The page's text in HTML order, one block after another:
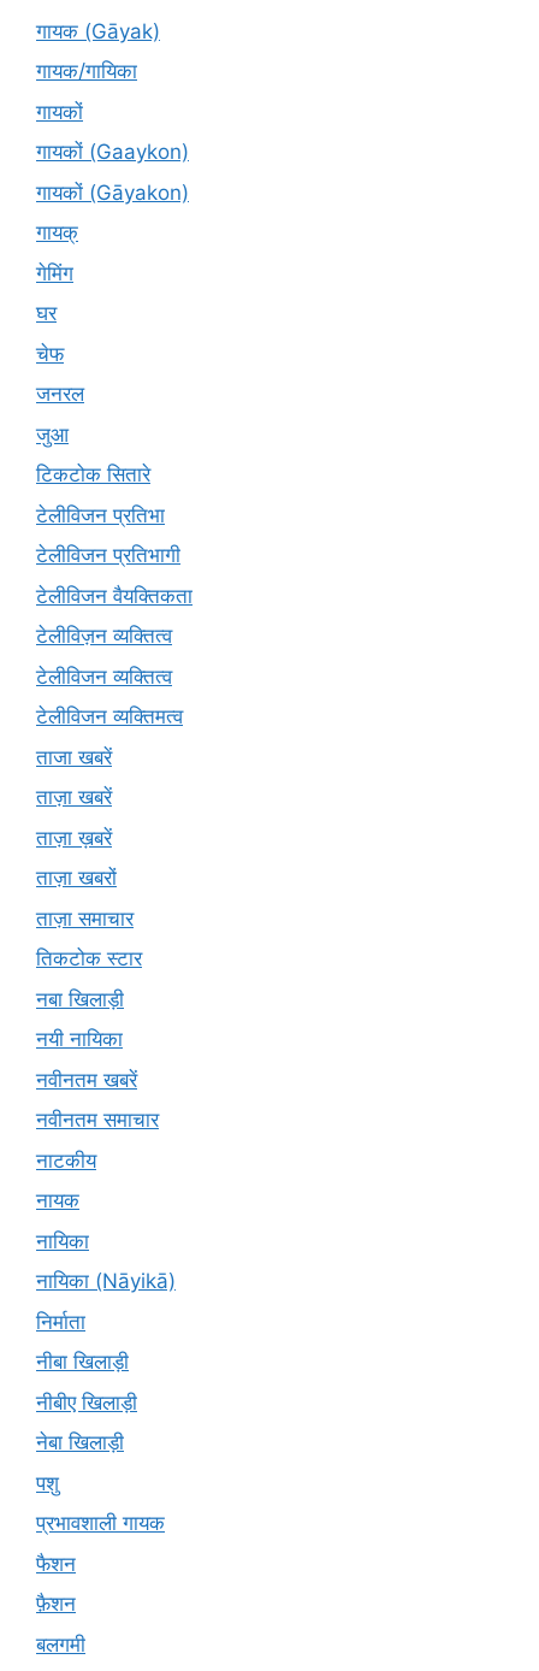
गायक (Gāyak)
गायक/गायिका
गायकों
गायकों (Gaaykon)
गायकों (Gāyakon)
गायक्
गेमिंग
घर
चेफ
जनरल
जुआ
टिकटोक सितारे
टेलीविजन प्रतिभा
टेलीविजन प्रतिभागी
टेलीविजन वैयक्तिकता
टेलीविज़न व्यक्तित्व
टेलीविजन व्यक्तित्व
टेलीविजन व्यक्तिमत्व
ताजा खबरें
ताज़ा खबरें
ताज़ा ख़बरें
ताज़ा खबरों
ताज़ा समाचार
तिकटोक स्टार
नबा खिलाड़ी
नयी नायिका
नवीनतम खबरें
नवीनतम समाचार
नाटकीय
नायक
नायिका
नायिका (Nāyikā)
निर्माता
नीबा खिलाड़ी
नीबीए खिलाड़ी
नेबा खिलाड़ी
पशु
प्रभावशाली गायक
फैशन
फ़ैशन
बलगमी